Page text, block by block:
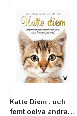
Katte Diem : och
femtioelva andra